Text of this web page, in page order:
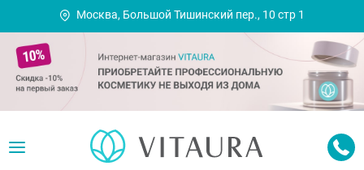
Москва, Большой Тишинский пер., 10 стр 1